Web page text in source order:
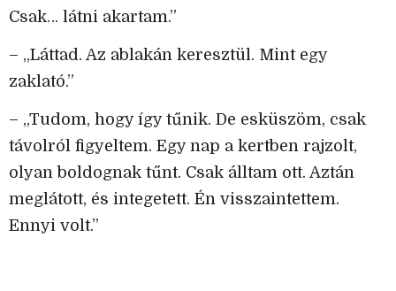
Csak… látni akartam.”
– „Láttad. Az ablakán keresztül. Mint egy
zaklató.”
– „Tudom, hogy így tűnik. De esküszöm, csak
távolról figyeltem. Egy nap a kertben rajzolt,
olyan boldognak tűnt. Csak álltam ott. Aztán
meglátott, és integetett. Én visszaintettem.
Ennyi volt.”